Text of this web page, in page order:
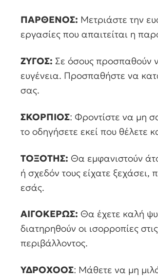
ΠΑΡΘΕΝΟΣ: Μετριάστε την
εργασίες που απαιτείται η
ΖΥΓΟΣ: Σε όσους προσπαθούν
ευγένεια. Προσπαθήστε να
σας.
ΣΚΟΡΠΙΟΣ: Φροντίστε να μη
το οδηγήσετε εκεί που θέλετε
ΤΟΞΟΤΗΣ: Θα εμφανιστούν
ή σχεδόν τους είχατε
εσάς.
ΑΙΓΟΚΕΡΩΣ: Θα έχετε καλή
διατηρηθούν οι ισορροπίες
περιβάλλοντος.
ΥΔΡΟΧΟΟΣ: Μάθετε να μη